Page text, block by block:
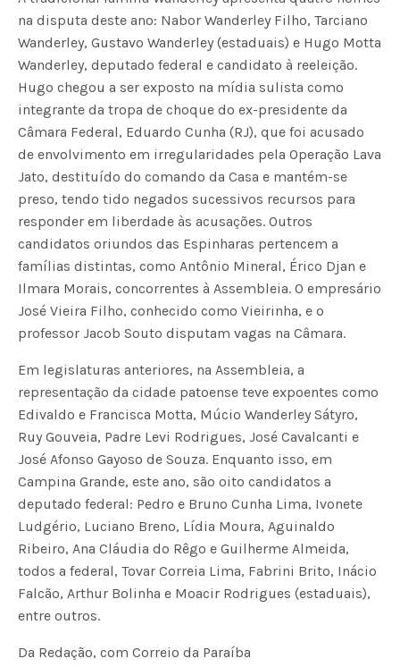
na disputa deste ano: Nabor Wanderley Filho, Tarciano
Wanderley, Gustavo Wanderley (estaduais) e Hugo Motta
Wanderley, deputado federal e candidato à reeleição.
Hugo chegou a ser exposto na mídia sulista como
integrante da tropa de choque do ex-presidente da
Câmara Federal, Eduardo Cunha (RJ), que foi acusado
de envolvimento em irregularidades pela Operação Lava
Jato, destituído do comando da Casa e mantém-se
preso, tendo tido negados sucessivos recursos para
responder em liberdade às acusações. Outros
candidatos oriundos das Espinharas pertencem a
famílias distintas, como Antônio Mineral, Érico Djan e
Ilmara Morais, concorrentes à Assembleia. O empresário
José Vieira Filho, conhecido como Vieirinha, e o
professor Jacob Souto disputam vagas na Câmara.
Em legislaturas anteriores, na Assembleia, a
representação da cidade patoense teve expoentes como
Edivaldo e Francisca Motta, Múcio Wanderley Sátyro,
Ruy Gouveia, Padre Levi Rodrigues, José Cavalcanti e
José Afonso Gayoso de Souza. Enquanto isso, em
Campina Grande, este ano, são oito candidatos a
deputado federal: Pedro e Bruno Cunha Lima, Ivonete
Ludgério, Luciano Breno, Lídia Moura, Aguinaldo
Ribeiro, Ana Cláudia do Rêgo e Guilherme Almeida,
todos a federal, Tovar Correia Lima, Fabrini Brito, Inácio
Falcão, Arthur Bolinha e Moacir Rodrigues (estaduais),
entre outros.
Da Redação, com Correio da Paraíba